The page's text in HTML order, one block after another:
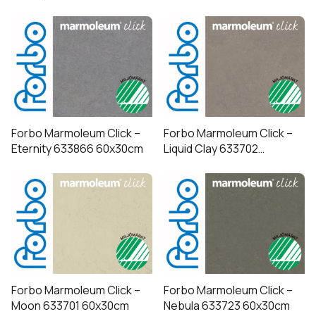
Forbo Marmoleum Click –
Eternity 633866 60x30cm
Forbo Marmoleum Click –
Liquid Clay 633702
Forbo Marmoleum Click –
Moon 633701 60x30cm
Forbo Marmoleum Click –
Nebula 633723 60x30cm